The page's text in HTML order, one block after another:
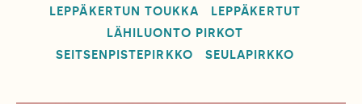
LEPPÄKERTUN TOUKKA
LEPPÄKERTUT
LÄHILUONTO PIRKOT
SEITSENPISTEPIRKKO
SEULAPIRKKO